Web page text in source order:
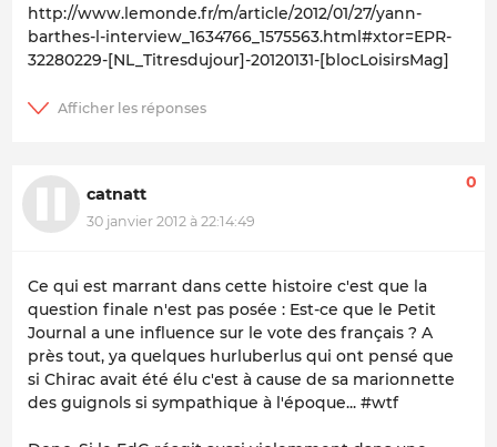
http://www.lemonde.fr/m/article/2012/01/27/yann-
barthes-l-interview_1634766_1575563.html#xtor=EPR-
32280229-[NL_Titresdujour]-20120131-[blocLoisirsMag]
catnatt
30 janvier 2012 à 22:14:49
0
Ce qui est marrant dans cette histoire c'est que la
question finale n'est pas posée : Est-ce que le Petit
Journal a une influence sur le vote des français ? A
près tout, ya quelques hurluberlus qui ont pensé que
si Chirac avait été élu c'est à cause de sa marionnette
des guignols si sympathique à l'époque... #wtf